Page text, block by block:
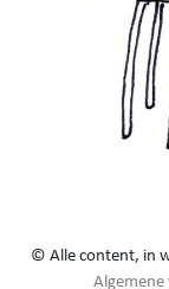
© Alle content, in